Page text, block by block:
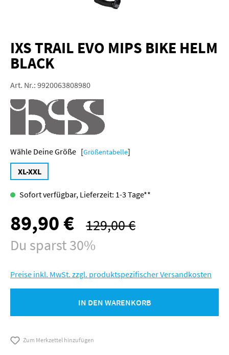
IXS TRAIL EVO MIPS BIKE HELM
BLACK
Art. Nr.: 9920063808980
Größe [Größentabelle]
XL-XXL
Sofort verfügbar, Lieferzeit: 1-3 Tage**
Verkaufspreis:
89,90 € Regulärer Preis:
129,00 €
Du sparst 30%
Preise inkl. MwSt. zzgl. produktspezifischer Versandkosten
IN DEN WARENKORB
Zum Merkzettel hinzufügen